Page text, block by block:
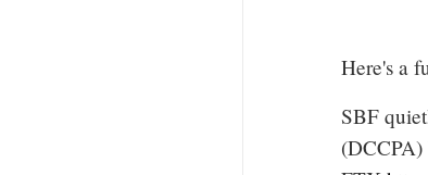
Here's a
SBF